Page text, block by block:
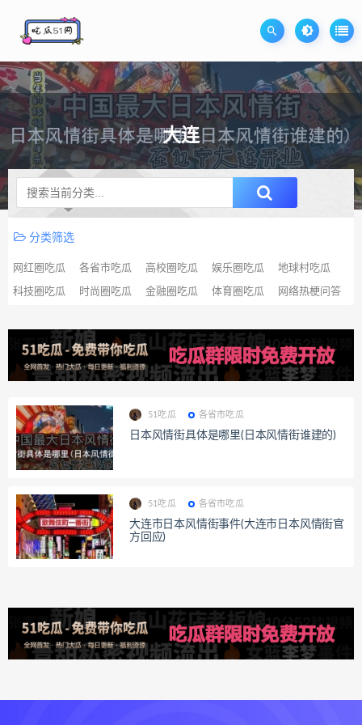
大连
升级SVIP无限免费下载
分类筛选
网红圈吃瓜 各省市吃瓜 高校圈吃瓜 娱乐圈吃瓜 地球村吃瓜
科技圈吃瓜 时尚圈吃瓜 金融圈吃瓜 体育圈吃瓜 网络热梗问答
51吃瓜 各省市吃瓜
日本风情街具体是哪里(日本风情街谁建的)
51吃瓜 各省市吃瓜
大连市日本风情街事件(大连市日本风情街官
方回应)